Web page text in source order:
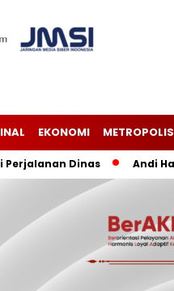
EKONOMI METROPOLIS
Dinas Andi